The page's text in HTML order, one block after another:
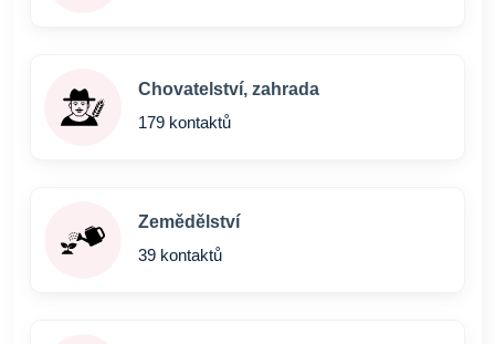
Chovatelství, zahrada
179 kontaktů
Zemědělství
39 kontaktů